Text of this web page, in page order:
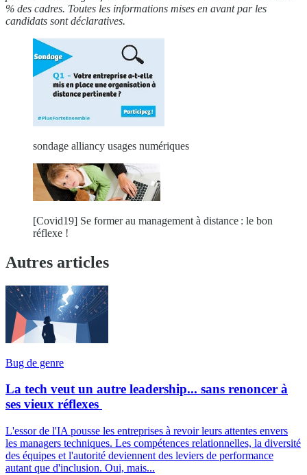
% des cadres. Toutes les informations mises en avant par les
candidats sont déclaratives.
sondage alliancy usages numériques
[Covid19] Se former au management à distance : le bon
réflexe !
Autres articles
Bug de genre
La tech veut un autre leadership... sans renoncer à
ses vieux réflexes
L'essor de l'IA pousse les entreprises à revoir leurs attentes envers
les managers techniques. Les compétences relationnelles, la diversité
des équipes et l'autorité deviennent des leviers de performance
autant que d'inclusion. Oui, mais...